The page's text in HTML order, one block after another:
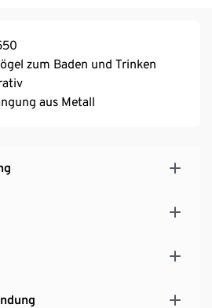
zum Baden und Trinken
aus Metall